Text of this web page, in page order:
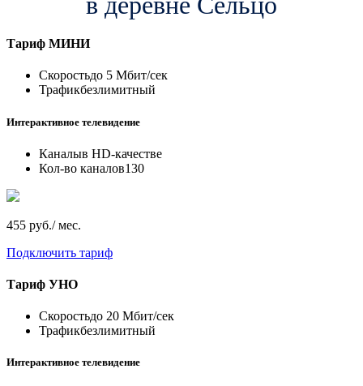
Тариф МИНИ
Скоростьдо 5 Мбит/сек
Трафикбезлимитный
Интерактивное телевидение
Каналыв HD-качестве
Кол-во каналов130
455 руб./ мес.
Подключить тариф
Тариф УНО
Скоростьдо 20 Мбит/сек
Трафикбезлимитный
Интерактивное телевидение